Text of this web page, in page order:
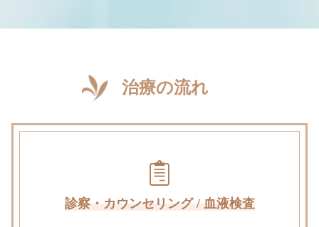
治療の流れ
診察・カウンセリング / 血液検査